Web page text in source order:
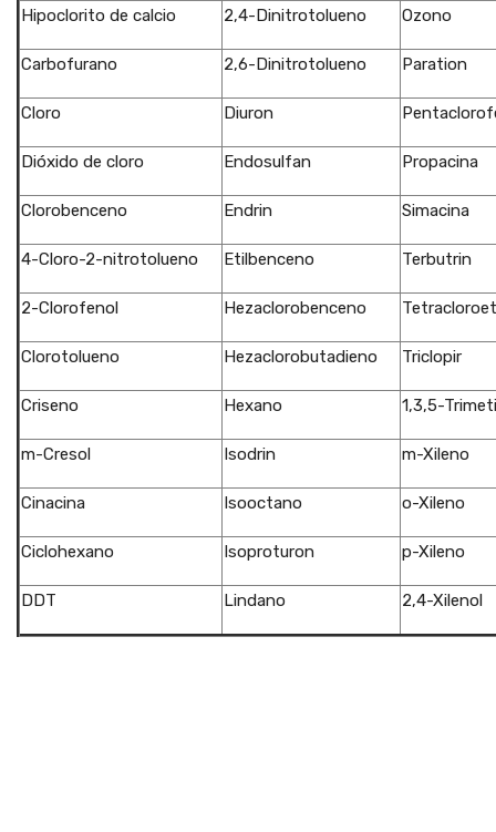
Hipoclorito de calcio 2,4-Dinitrotolueno Ozono
Carbofurano 2,6-Dinitrotolueno Paration
Cloro Diuron
Dióxido de cloro Endosulfan Propacina
Clorobenceno Endrin Simacina
4-Cloro-2-nitrotolueno Etilbenceno Terbutrin
2-Clorofenol Hezaclorobenceno
Clorotolueno Hezaclorobutadieno Triclopir
Criseno Hexano 1,3,5-
m-Cresol Isodrin m-Xileno
Cinacina Isooctano o-Xileno
Ciclohexano Isoproturon p-Xileno
DDT Lindano 2,4-Xilenol